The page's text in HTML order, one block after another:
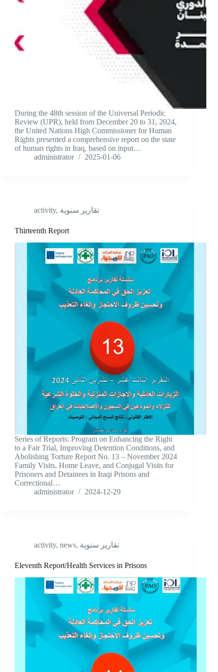
During the 48th session of the Universal Periodic
Review (UPR), held from December 20 to 31, 2024,
the United Nations High Commissioner for Human
Rights presented a comprehensive report on the state
of human rights in Iraq, based on input…
administrator
2025-01-06
activity, تقارير سنوية
Thirteenth Report
Series of Reports: Program on Enhancing the Right
to a Fair Trial, Improving Detention Conditions, and
Abolishing Torture Report No. 13 – November 2024
Family Visits, Home Leave, and Conjugal Visits for
Prisoners and Detainees in Iraqi Prisons and
Correctional…
administrator
2024-12-29
activity, news, تقارير سنوية
Eleventh Report/Health Services in Prisons